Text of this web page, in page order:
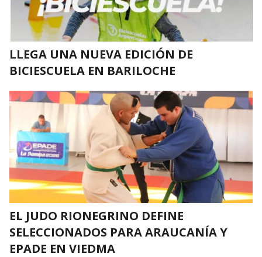
LLEGA UNA NUEVA EDICIÓN DE
BICIESCUELA EN BARILOCHE
EL JUDO RIONEGRINO DEFINE
SELECCIONADOS PARA ARAUCANÍA Y
EPADE EN VIEDMA